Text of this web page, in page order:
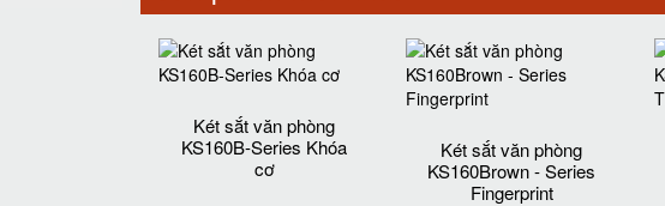
Két sắt văn phòng
KS160B-Series Khóa
cơ
Két sắt văn phòng
KS160Brown - Series
Fingerprint